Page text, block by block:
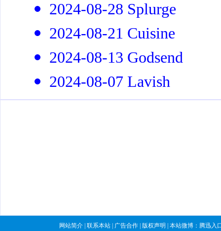
2024-08-28 Splurge
2024-08-21 Cuisine
2024-08-13 Godsend
2024-08-07 Lavish
网站简介 联系本站 广告合作 版权声明 | 本站微博： 腾迅入